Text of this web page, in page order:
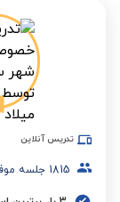
تدریس آنلاین
1815 جلسه